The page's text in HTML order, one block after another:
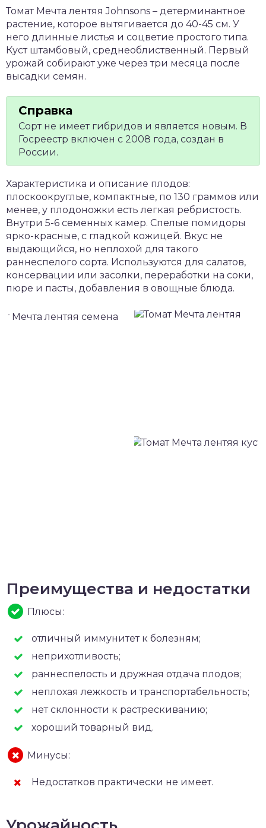
Томат Мечта лентяя Johnsons – детерминантное
растение, которое вытягивается до 40-45 см. У
него длинные листья и соцветие простого типа.
Куст штамбовый, среднеоблиственный. Первый
урожай собирают уже через три месяца после
высадки семян.
Сорт не имеет гибридов и является новым. В
Госреестр включен с 2008 года, создан в
России.
Характеристика и описание плодов:
плоскоокруглые, компактные, по 130 граммов или
менее, у плодоножки есть легкая ребристость.
Внутри 5-6 семенных камер. Спелые помидоры
ярко-красные, с гладкой кожицей. Вкус не
выдающийся, но неплохой для такого
раннеспелого сорта. Используются для салатов,
консервации или засолки, переработки на соки,
пюре и пасты, добавления в овощные блюда.
Преимущества и недостатки
Плюсы:
отличный иммунитет к болезням;
неприхотливость;
раннеспелость и дружная отдача плодов;
неплохая лежкость и транспортабельность;
нет склонности к растрескиванию;
хороший товарный вид.
Минусы:
Недостатков практически не имеет.